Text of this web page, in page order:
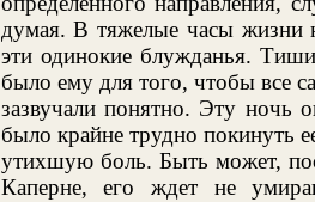
думая. В тяжелые часы жизни
эти одинокие блужданья.
было ему для того, чтобы все
зазвучали понятно. Эту
было крайне трудно покинуть
утихшую боль. Быть может,
Каперне, его ждет не